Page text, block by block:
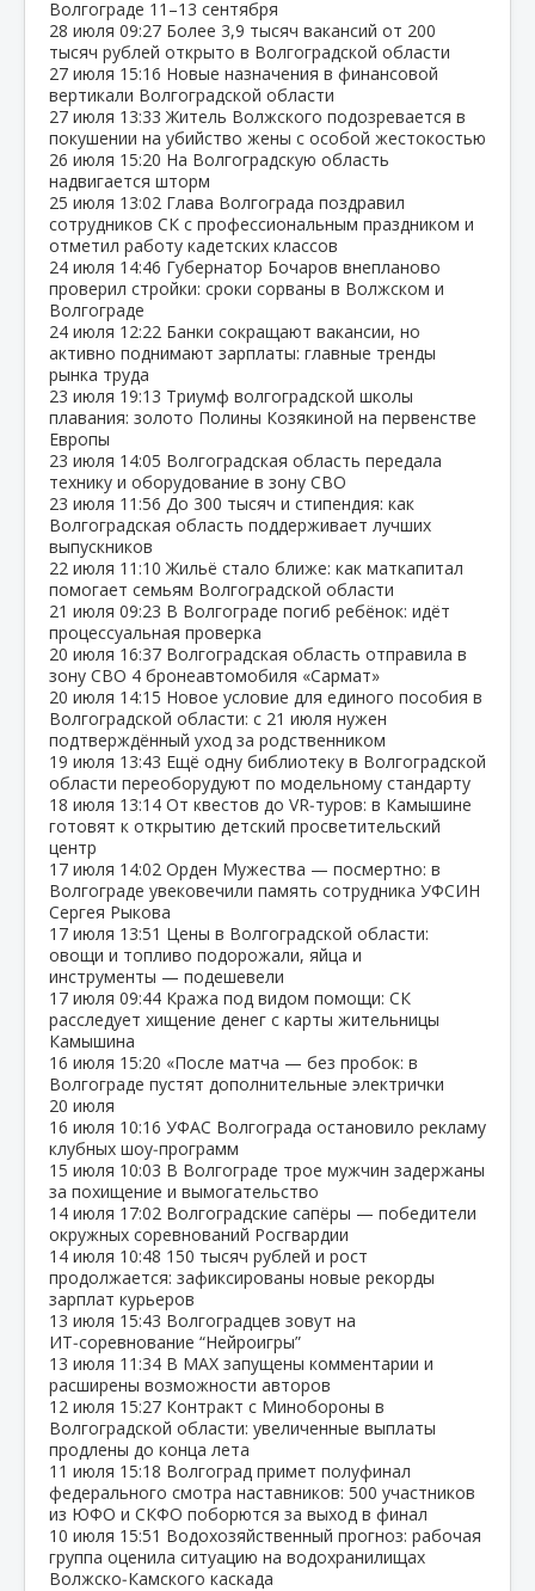
Волгограде 11–13 сентября
28 июля 09:27 Более 3,9 тысяч вакансий от 200
тысяч рублей открыто в Волгоградской области
27 июля 15:16 Новые назначения в финансовой
вертикали Волгоградской области
27 июля 13:33 Житель Волжского подозревается в
покушении на убийство жены с особой жестокостью
26 июля 15:20 На Волгоградскую область
надвигается шторм
25 июля 13:02 Глава Волгограда поздравил
сотрудников СК с профессиональным праздником и
отметил работу кадетских классов
24 июля 14:46 Губернатор Бочаров внепланово
проверил стройки: сроки сорваны в Волжском и
Волгограде
24 июля 12:22 Банки сокращают вакансии, но
активно поднимают зарплаты: главные тренды
рынка труда
23 июля 19:13 Триумф волгоградской школы
плавания: золото Полины Козякиной на первенстве
Европы
23 июля 14:05 Волгоградская область передала
технику и оборудование в зону СВО
23 июля 11:56 До 300 тысяч и стипендия: как
Волгоградская область поддерживает лучших
выпускников
22 июля 11:10 Жильё стало ближе: как маткапитал
помогает семьям Волгоградской области
21 июля 09:23 В Волгограде погиб ребёнок: идёт
процессуальная проверка
20 июля 16:37 Волгоградская область отправила в
зону СВО 4 бронеавтомобиля «Сармат»
20 июля 14:15 Новое условие для единого пособия в
Волгоградской области: с 21 июля нужен
подтверждённый уход за родственником
19 июля 13:43 Ещё одну библиотеку в Волгоградской
области переоборудуют по модельному стандарту
18 июля 13:14 От квестов до VR‑туров: в Камышине
готовят к открытию детский просветительский
центр
17 июля 14:02 Орден Мужества — посмертно: в
Волгограде увековечили память сотрудника УФСИН
Сергея Рыкова
17 июля 13:51 Цены в Волгоградской области:
овощи и топливо подорожали, яйца и
инструменты — подешевели
17 июля 09:44 Кража под видом помощи: СК
расследует хищение денег с карты жительницы
Камышина
16 июля 15:20 «После матча — без пробок: в
Волгограде пустят дополнительные электрички
20 июля
16 июля 10:16 УФАС Волгограда остановило рекламу
клубных шоу‑программ
15 июля 10:03 В Волгограде трое мужчин задержаны
за похищение и вымогательство
14 июля 17:02 Волгоградские сапёры — победители
окружных соревнований Росгвардии
14 июля 10:48 150 тысяч рублей и рост
продолжается: зафиксированы новые рекорды
зарплат курьеров
13 июля 15:43 Волгоградцев зовут на
ИТ‑соревнование “Нейроигры”
13 июля 11:34 В МАХ запущены комментарии и
расширены возможности авторов
12 июля 15:27 Контракт с Минобороны в
Волгоградской области: увеличенные выплаты
продлены до конца лета
11 июля 15:18 Волгоград примет полуфинал
федерального смотра наставников: 500 участников
из ЮФО и СКФО поборются за выход в финал
10 июля 15:51 Водохозяйственный прогноз: рабочая
группа оценила ситуацию на водохранилищах
Волжско‑Камского каскада